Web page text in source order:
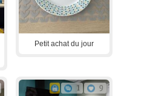
Petit achat du jour
1 9